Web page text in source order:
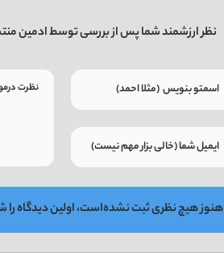
نظر ارزشمند شما پس از بررسی توسط ادمین
هنوز هیچ نظری ثبت نشده‌است، اولین دیدگاه را